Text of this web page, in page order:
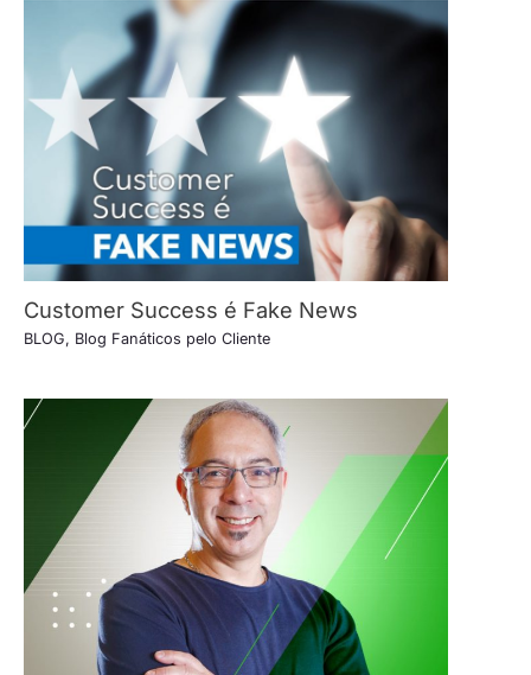
Customer Success é Fake News
BLOG, Blog Fanáticos pelo Cliente